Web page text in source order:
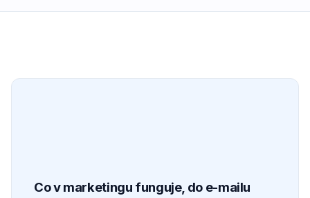
Co v marketingu funguje, do e-mailu